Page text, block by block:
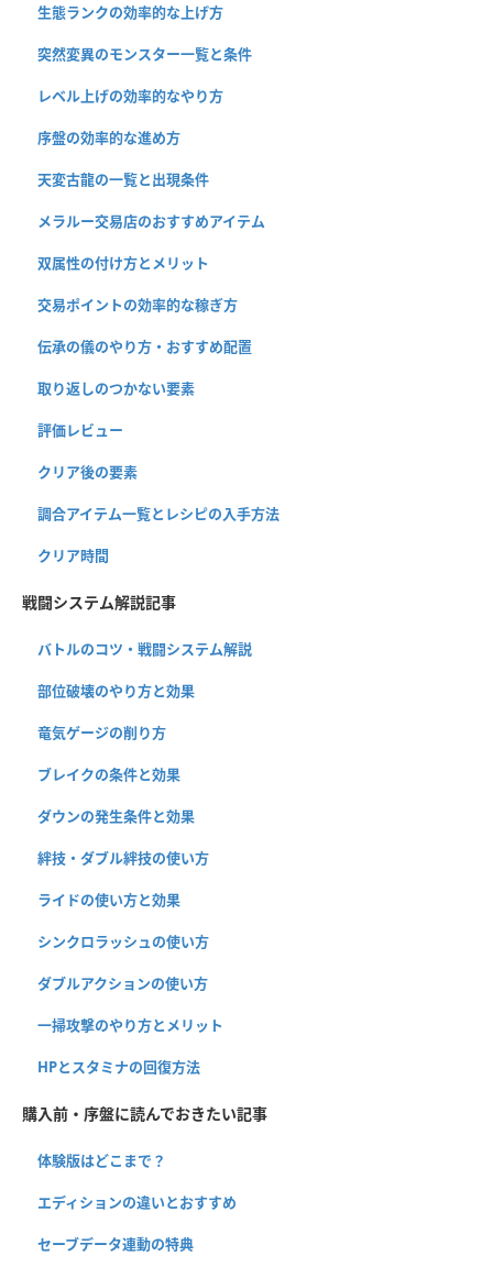
生態ランクの効率的な上げ方
突然変異のモンスター一覧と条件
レベル上げの効率的なやり方
序盤の効率的な進め方
天変古龍の一覧と出現条件
メラルー交易店のおすすめアイテム
双属性の付け方とメリット
交易ポイントの効率的な稼ぎ方
伝承の儀のやり方・おすすめ配置
取り返しのつかない要素
評価レビュー
クリア後の要素
調合アイテム一覧とレシピの入手方法
クリア時間
戦闘システム解説記事
バトルのコツ・戦闘システム解説
部位破壊のやり方と効果
竜気ゲージの削り方
ブレイクの条件と効果
ダウンの発生条件と効果
絆技・ダブル絆技の使い方
ライドの使い方と効果
シンクロラッシュの使い方
ダブルアクションの使い方
一掃攻撃のやり方とメリット
HPとスタミナの回復方法
購入前・序盤に読んでおきたい記事
体験版はどこまで？
エディションの違いとおすすめ
セーブデータ連動の特典